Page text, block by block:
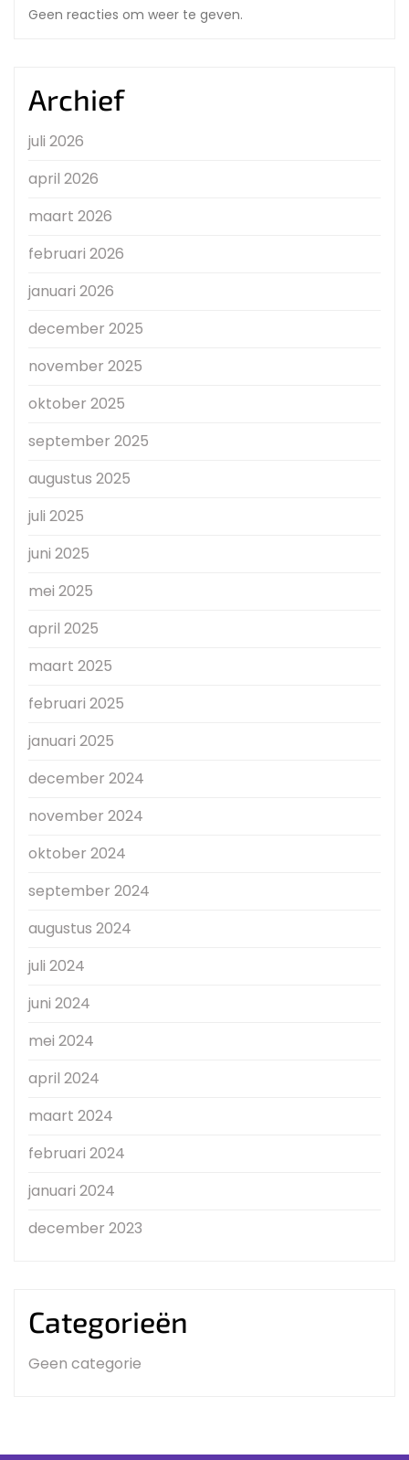
Geen reacties om weer te geven.
Archief
juli 2026
april 2026
maart 2026
februari 2026
januari 2026
december 2025
november 2025
oktober 2025
september 2025
augustus 2025
juli 2025
juni 2025
mei 2025
april 2025
maart 2025
februari 2025
januari 2025
december 2024
november 2024
oktober 2024
september 2024
augustus 2024
juli 2024
juni 2024
mei 2024
april 2024
maart 2024
februari 2024
januari 2024
december 2023
Categorieën
Geen categorie